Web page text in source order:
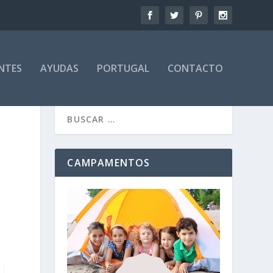
AYUDAS PORTUGAL CONTACTO
CAMPAMENTOS